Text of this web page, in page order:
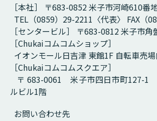
［本社］ 〒683-0852 米子市河崎610番
TEL（0859）29-2211〈代表〉 FAX（
［センタービル］ 〒683-0812 米子市
［Chukaiコムコムショップ］
イオンモール日吉津 東館1F 自転車売
［Chukaiコムコムスクエア］
〒 683-0061 米子市四日市町127-1
ルビル1階
お問い合わせ先